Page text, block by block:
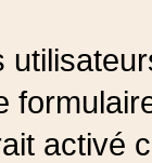
activé